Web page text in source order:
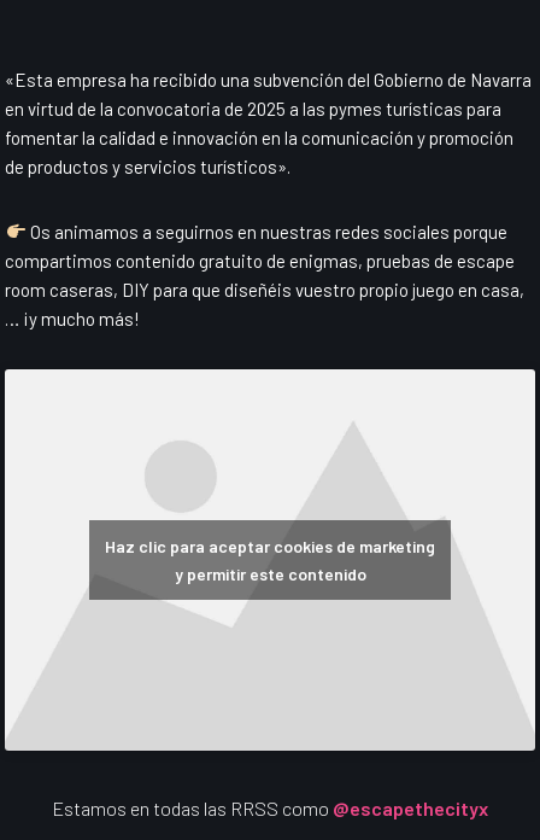
«Esta empresa ha recibido una subvención del Gobierno de Navarra
en virtud de la convocatoria de 2025 a las pymes turísticas para
fomentar la calidad e innovación en la comunicación y promoción
de productos y servicios turísticos».
Os animamos a seguirnos en nuestras redes sociales porque
compartimos contenido gratuito de enigmas, pruebas de escape
room caseras, DIY para que diseñéis vuestro propio juego en casa,
… ¡y mucho más!
Haz clic para aceptar cookies de marketing
y permitir este contenido
Estamos en todas las RRSS como @escapethecityx